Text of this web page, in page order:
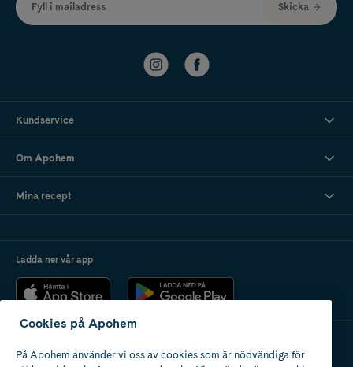
Fyll i mailadress Skicka
Kundservice
Om Apohem
Mina recept
Ladda ner vår app
Apotek med tillstånd
Cookies på Apohem
På Apohem använder vi oss av cookies som är nödvändiga för